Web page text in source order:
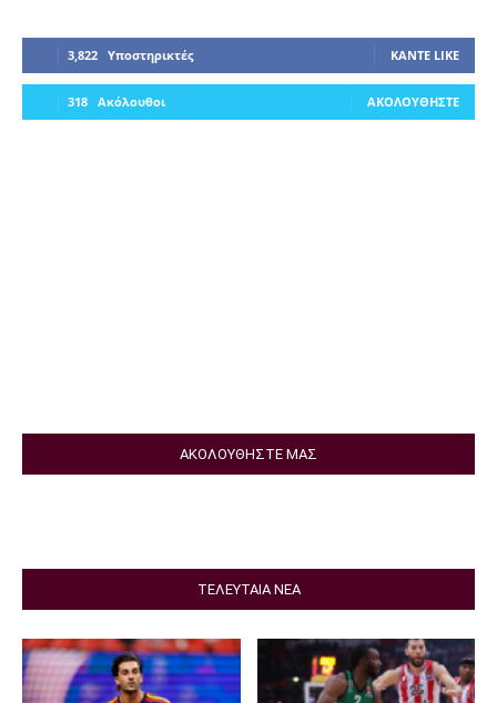
3,822 Υποστηρικτές ΚΆΝΤΕ LIKE
318 Ακόλουθοι ΑΚΟΛΟΥΘΉΣΤΕ
ΑΚΟΛΟΥΘΗΣΤΕ ΜΑΣ
ΤΕΛΕΥΤΑΙΑ ΝΕΑ